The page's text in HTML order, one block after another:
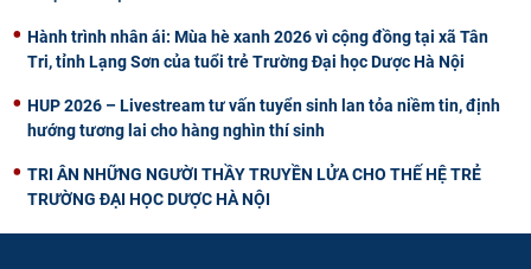
Hành trình nhân ái: Mùa hè xanh 2026 vì cộng đồng tại xã Tân
Tri, tỉnh Lạng Sơn của tuổi trẻ Trường Đại học Dược Hà Nội
HUP 2026 – Livestream tư vấn tuyển sinh lan tỏa niềm tin, định
hướng tương lai cho hàng nghìn thí sinh
TRI ÂN NHỮNG NGƯỜI THẦY TRUYỀN LỬA CHO THẾ HỆ TRẺ
TRƯỜNG ĐẠI HỌC DƯỢC HÀ NỘI